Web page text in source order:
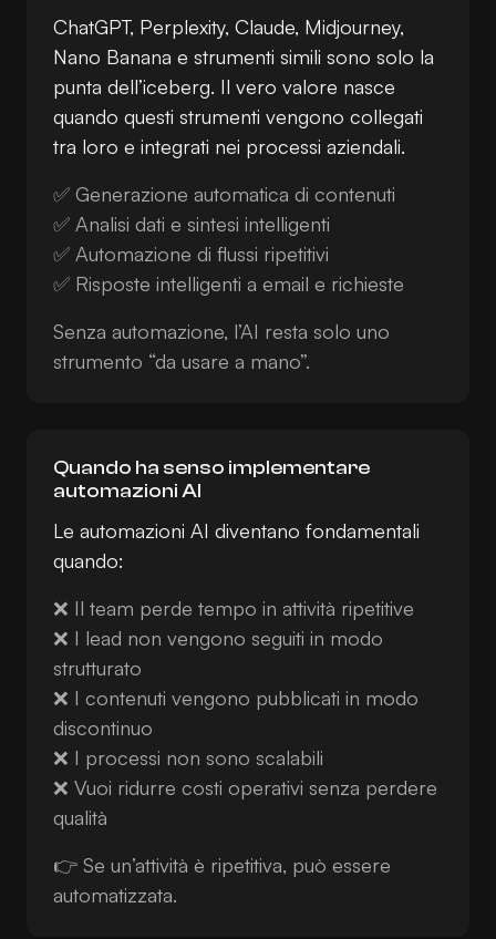
ChatGPT, Perplexity, Claude, Midjourney,
Nano Banana e strumenti simili sono solo la
punta dell’iceberg. Il vero valore nasce
quando questi strumenti vengono collegati
tra loro e integrati nei processi aziendali.
✅ Generazione automatica di contenuti
✅ Analisi dati e sintesi intelligenti
✅ Automazione di flussi ripetitivi
✅ Risposte intelligenti a email e richieste
Senza automazione, l’AI resta solo uno
strumento “da usare a mano”.
Quando ha senso implementare
automazioni AI
Le automazioni AI diventano fondamentali
quando:
❌ Il team perde tempo in attività ripetitive
❌ I lead non vengono seguiti in modo
strutturato
❌ I contenuti vengono pubblicati in modo
discontinuo
❌ I processi non sono scalabili
❌ Vuoi ridurre costi operativi senza perdere
qualità
👉 Se un’attività è ripetitiva, può essere
automatizzata.